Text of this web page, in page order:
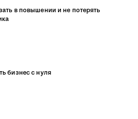
в повышении и не потерять
бизнес с нуля